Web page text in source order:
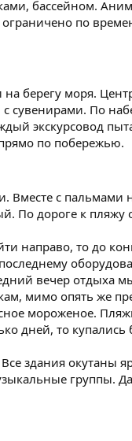
бассейном.
по
берегу моря.
сувенирами. По
экскурсовод
по побережью.
Вместе с
дороге к пляжу
направо, то до
вечер отдыха
мимо опять же
мороженое.
дней, то купались
здания
группы.